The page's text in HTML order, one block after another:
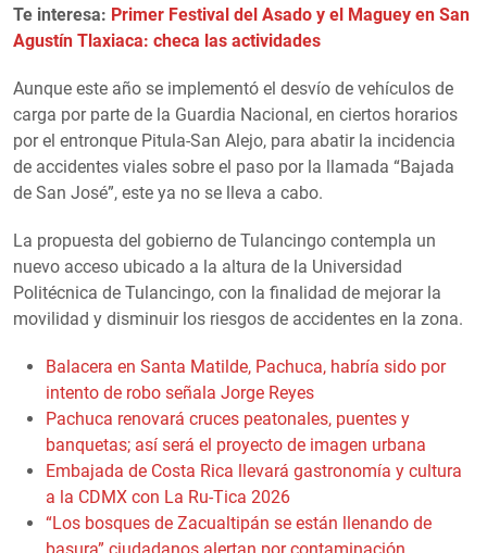
Te interesa: Primer Festival del Asado y el Maguey en San
Agustín Tlaxiaca: checa las actividades
Aunque este año se implementó el desvío de vehículos de
carga por parte de la Guardia Nacional, en ciertos horarios
por el entronque Pitula-San Alejo, para abatir la incidencia
de accidentes viales sobre el paso por la llamada “Bajada
de San José”, este ya no se lleva a cabo.
La propuesta del gobierno de Tulancingo contempla un
nuevo acceso ubicado a la altura de la Universidad
Politécnica de Tulancingo, con la finalidad de mejorar la
movilidad y disminuir los riesgos de accidentes en la zona.
Balacera en Santa Matilde, Pachuca, habría sido por
intento de robo señala Jorge Reyes
Pachuca renovará cruces peatonales, puentes y
banquetas; así será el proyecto de imagen urbana
Embajada de Costa Rica llevará gastronomía y cultura
a la CDMX con La Ru-Tica 2026
“Los bosques de Zacualtipán se están llenando de
basura” ciudadanos alertan por contaminación